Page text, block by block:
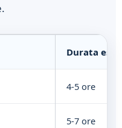
Durata
4-5 ore
5-7 ore